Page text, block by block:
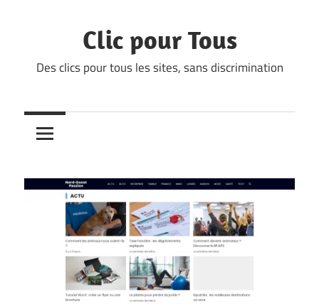
Clic pour Tous
Des clics pour tous les sites, sans discrimination